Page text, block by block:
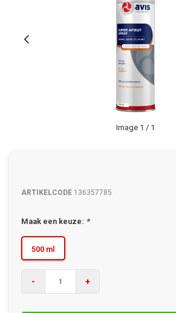
Image 1 / 1
ARTIKELCODE 136357785
Maak een keuze: *
500 ml
- +